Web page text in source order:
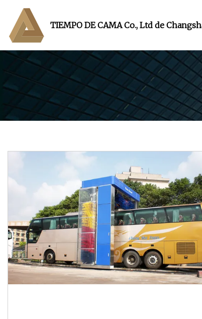
TIEMPO DE CAMA Co., Ltd de